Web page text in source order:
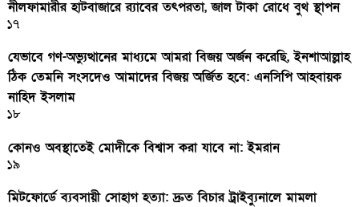
নীলফামারীর হাটবাজারে র‌্যাবের তৎপরতা, জাল টাকা রোধে বুথ স্থাপন
১৭
যেভাবে গণ-অভ্যুত্থানের মাধ্যমে আমরা বিজয় অর্জন করেছি, ইনশাআল্লাহ
ঠিক তেমনি সংসদেও আমাদের বিজয় অর্জিত হবে: এনসিপি আহবায়ক
নাহিদ ইসলাম
১৮
কোনও অবস্থাতেই মোদীকে বিশ্বাস করা যাবে না: ইমরান
১৯
মিটফোর্ডে ব্যবসায়ী সোহাগ হত্যা: দ্রুত বিচার ট্রাইব্যুনালে মামলা